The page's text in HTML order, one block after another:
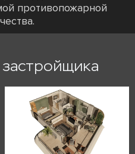
противопожарной